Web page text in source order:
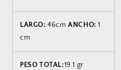
LARGO:46cmANCHO:1
cm
PESO TOTAL:19.1 gr